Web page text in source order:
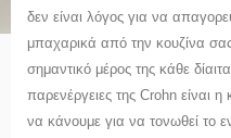
δεν είναι λόγος για να
μπαχαρικά από την κουζίνα
σημαντικό μέρος της κάθε
παρενέργειες της Crohn είναι
να κάνουμε για να τονωθεί το